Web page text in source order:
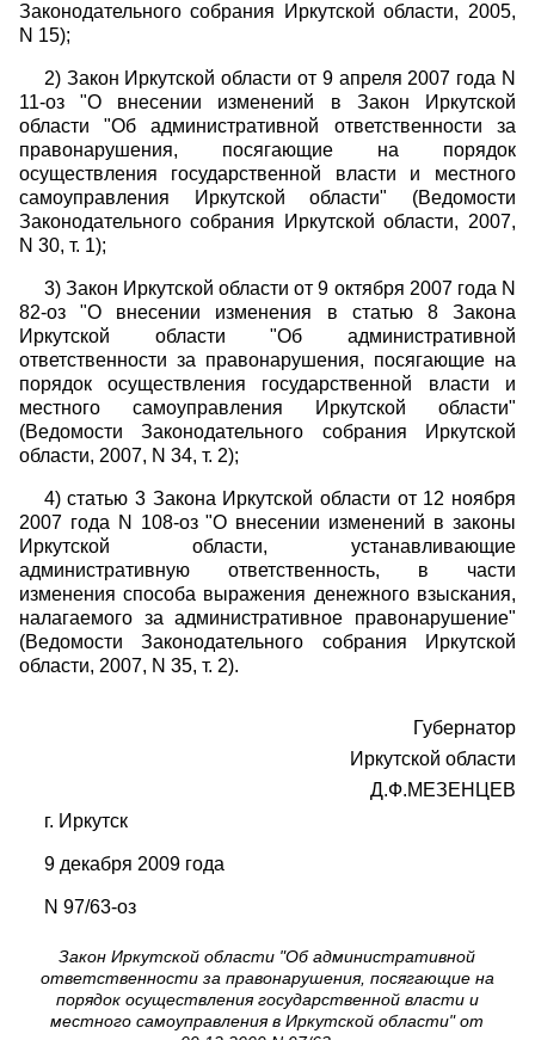
Законодательного собрания Иркутской области, 2005,
N 15);
2) Закон Иркутской области от 9 апреля 2007 года N
11-оз "О внесении изменений в Закон Иркутской
области "Об административной ответственности за
правонарушения, посягающие на порядок
осуществления государственной власти и местного
самоуправления Иркутской области" (Ведомости
Законодательного собрания Иркутской области, 2007,
N 30, т. 1);
3) Закон Иркутской области от 9 октября 2007 года N
82-оз "О внесении изменения в статью 8 Закона
Иркутской области "Об административной
ответственности за правонарушения, посягающие на
порядок осуществления государственной власти и
местного самоуправления Иркутской области"
(Ведомости Законодательного собрания Иркутской
области, 2007, N 34, т. 2);
4) статью 3 Закона Иркутской области от 12 ноября
2007 года N 108-оз "О внесении изменений в законы
Иркутской области, устанавливающие
административную ответственность, в части
изменения способа выражения денежного взыскания,
налагаемого за административное правонарушение"
(Ведомости Законодательного собрания Иркутской
области, 2007, N 35, т. 2).
Губернатор
Иркутской области
Д.Ф.МЕЗЕНЦЕВ
г. Иркутск
9 декабря 2009 года
N 97/63-оз
Закон Иркутской области "Об административной
ответственности за правонарушения, посягающие на
порядок осуществления государственной власти и
местного самоуправления в Иркутской области" от